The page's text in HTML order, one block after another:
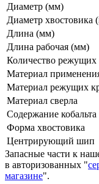
Диаметр (мм)
Диаметр хвостовика
Длина (мм)
Длина рабочая (мм)
Количество режущих
Материал
Материал режущих
Материал сверла
Содержание кобальта
Форма хвостовика
Центрирующий шип
Запасные части к
в авторизованных "
магазине".